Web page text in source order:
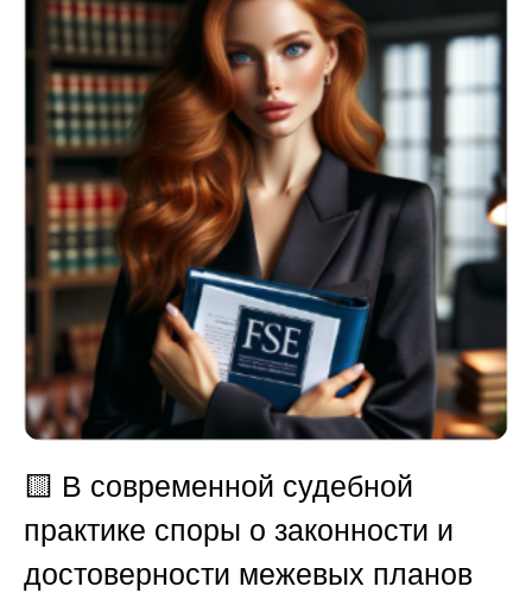
🟨 В современной судебной
практике споры о законности и
достоверности межевых планов